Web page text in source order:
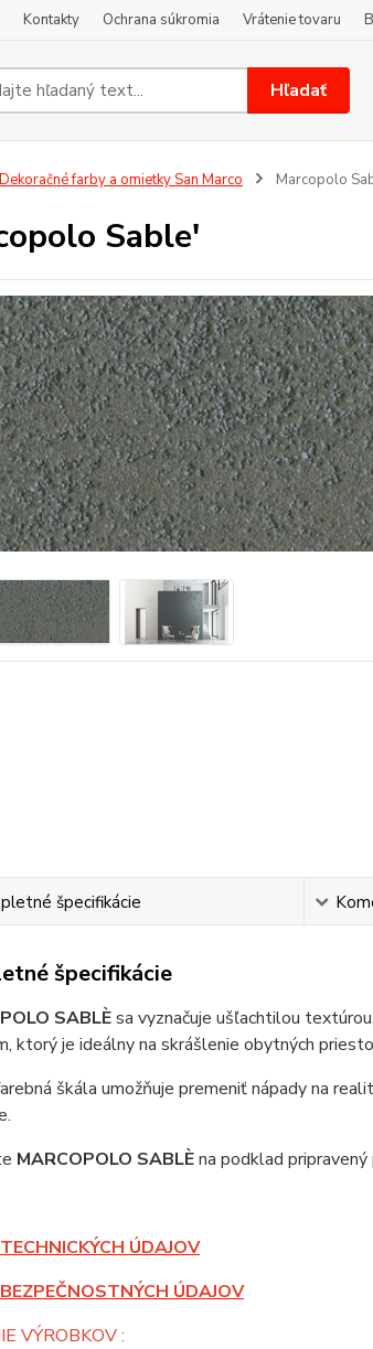
Kontakty Ochrana súkromia Vrátenie tovaru
Hľadať
Dekoračné farby a omietky San Marco Marcopolo
Sable'
špecifikácie
špecifikácie
SABLÈsa vyznačuje ušľachtilou
ktorý je ideálny na skrášlenie obytných
škála umožňuje premeniť nápady na
MARCOPOLO SABLÈna podklad pripravený
ÚDAJOV
ÚDAJOV
VÝROBKOV :